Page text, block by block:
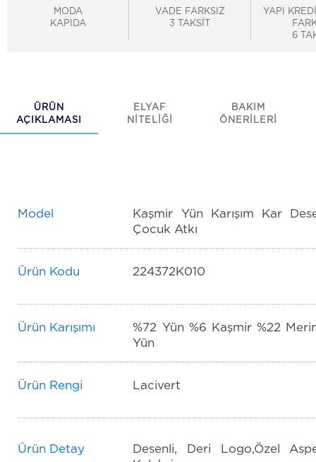
MODA
KAPIDA
VADE FARKSIZ
3 TAKSİT
YAPI
6
ÜRÜN
AÇIKLAMASI
ELYAF
NİTELİĞİ
BAKIM
ÖNERİLERİ
Model
Kaşmir Yün Karışım Kar
Çocuk Atkı
Ürün Kodu 224372K010
Ürün Karışımı
%72 Yün %6 Kaşmir %22
Yün
Ürün Rengi Lacivert
Ürün Detay
Desenli, Deri Logo,Özel